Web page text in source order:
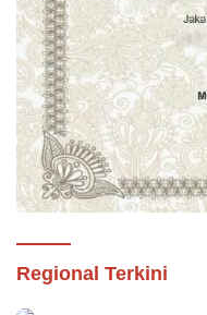
Regional Terkini